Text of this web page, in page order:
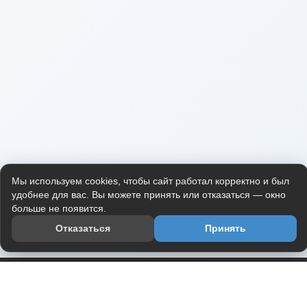
Мы используем cookies, чтобы сайт работал корректно и был
удобнее для вас. Вы можете принять или отказаться — окно
больше не появится.
Отказаться
Принять